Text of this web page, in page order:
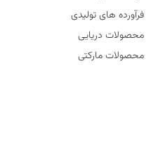
فرآورده های تولیدی
محصولات دریایی
محصولات مارکتی